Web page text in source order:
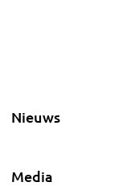
Nieuws
Media